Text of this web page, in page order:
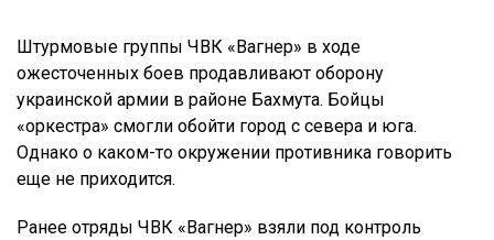
Штурмовые группы ЧВК «Вагнер» в ходе
ожесточенных боев продавливают оборону
украинской армии в районе Бахмута. Бойцы
«оркестра» смогли обойти город с севера и юга.
Однако о каком-то окружении противника говорить
еще не приходится.
Ранее отряды ЧВК «Вагнер» взяли под контроль